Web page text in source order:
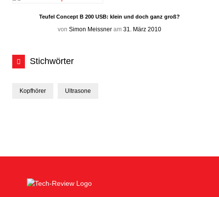
Teufel Concept B 200 USB: klein und doch ganz groß?
von Simon Meissner am 31. März 2010
Stichwörter
Kopfhörer Ultrasone